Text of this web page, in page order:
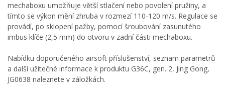
mechaboxu umožňuje větší stlačení nebo povolení pružiny, a
tímto se výkon mění zhruba v rozmezí 110-120 m/s. Regulace se
provádí, po sklopení pažby, pomocí šroubování zasunutého
imbus klíče (2,5 mm) do otvoru v zadní části mechaboxu.
Nabídku doporučeného airsoft příslušenství, seznam parametrů
a další užitečné informace k produktu G36C, gen. 2, Jing Gong,
JG0638 naleznete v záložkách.